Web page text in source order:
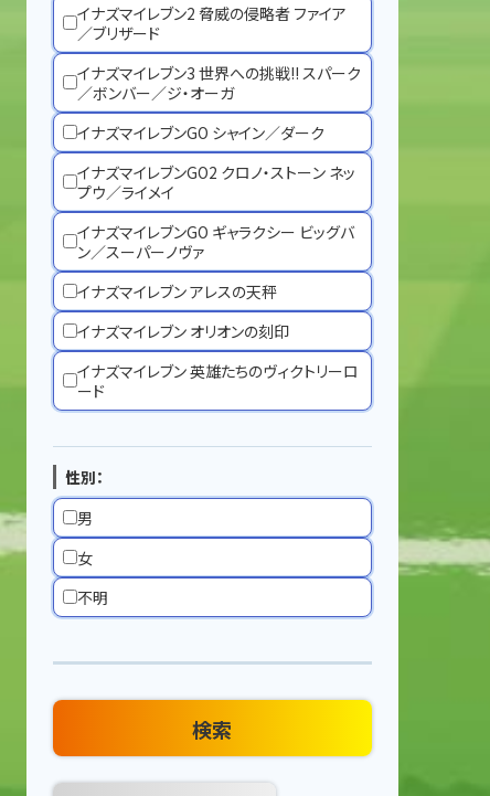
イナズマイレブン2 脅威の侵略者 ファイア
／ブリザード
イナズマイレブン3 世界への挑戦!! スパーク
／ボンバー／ジ・オーガ
イナズマイレブンGO シャイン／ダーク
イナズマイレブンGO2 クロノ・ストーン ネッ
プウ／ライメイ
イナズマイレブンGO ギャラクシー ビッグバ
ン／スーパーノヴァ
イナズマイレブン アレスの天秤
イナズマイレブン オリオンの刻印
イナズマイレブン 英雄たちのヴィクトリーロ
ード
性別：
男
女
不明
検索